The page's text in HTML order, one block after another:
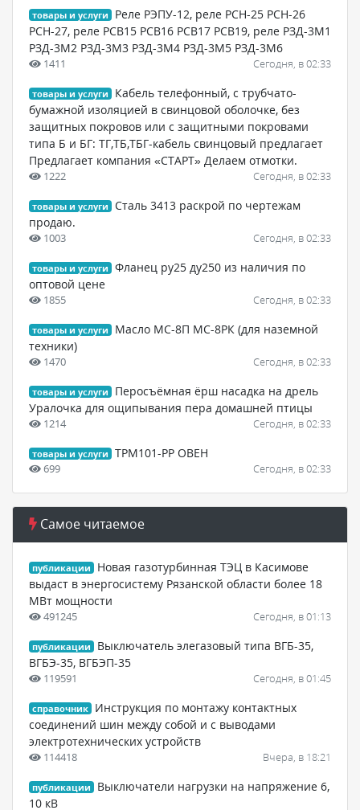
товары и услуги
Реле РЭПУ-12, реле РСН-25 РСН-26
РСН-27, реле РСВ15 РСВ16 РСВ17 РСВ19, реле РЗД-3М1
РЗД-3М2 РЗД-3М3 РЗД-3М4 РЗД-3М5 РЗД-3М6
1411 Сегодня, в 02:33
товары и услуги
Кабель телефонный, с трубчато-
бумажной изоляцией в свинцовой оболочке, без
защитных покровов или с защитными покровами
типа Б и БГ: ТГ,ТБ,ТБГ-кабель свинцовый предлагает
Предлагает компания «СТАРТ» Делаем отмотки.
1222 Сегодня, в 02:33
товары и услуги
Сталь 3413 раскрой по чертежам
продаю.
1003 Сегодня, в 02:33
товары и услуги
Фланец ру25 ду250 из наличия по
оптовой цене
1855 Сегодня, в 02:33
товары и услуги
Масло МС-8П МС-8РК (для наземной
техники)
1470 Сегодня, в 02:33
товары и услуги
Перосъёмная ёрш насадка на дрель
Уралочка для ощипывания пера домашней птицы
1214 Сегодня, в 02:33
товары и услуги ТРМ101-РР ОВЕН
699 Сегодня, в 02:33
Самое читаемое
публикации
Новая газотурбинная ТЭЦ в Касимове
выдаст в энергосистему Рязанской области более 18
МВт мощности
491245 Сегодня, в 01:13
публикации
Выключатель элегазовый типа ВГБ-35,
ВГБЭ-35, ВГБЭП-35
119591 Сегодня, в 01:45
справочник
Инструкция по монтажу контактных
соединений шин между собой и с выводами
электротехнических устройств
114418 Вчера, в 18:21
публикации
Выключатели нагрузки на напряжение 6,
10 кВ